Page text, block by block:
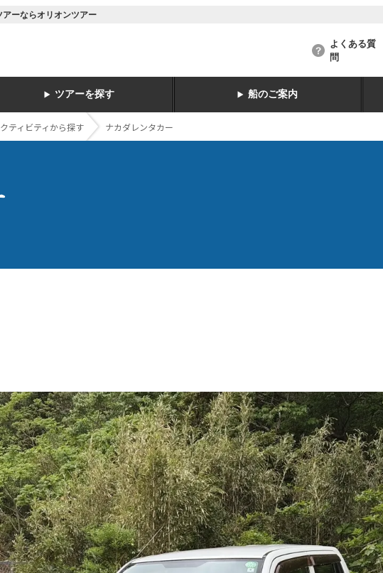
ーならオリオンツアー
よくある質
問
ツアーを探す 船のご案内
ティビティから探す ナカダレンタカー